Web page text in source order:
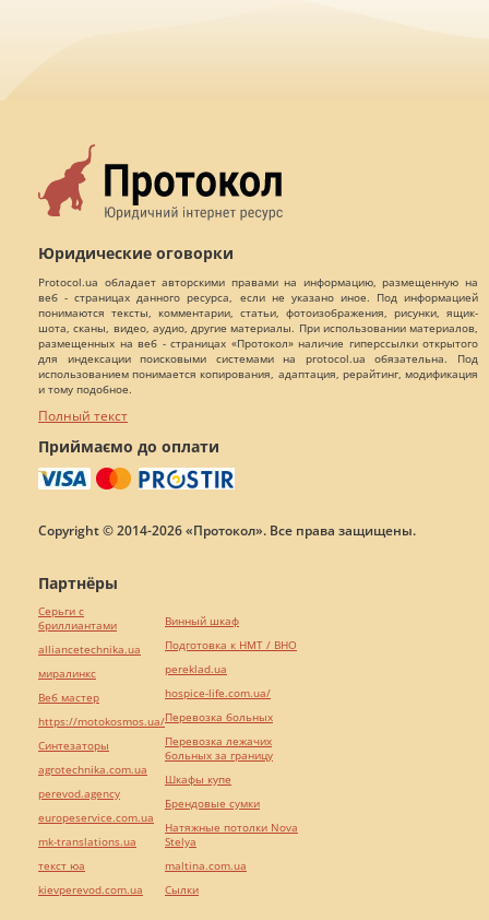
Юридические оговорки
Protocol.ua обладает авторскими правами на информацию, размещенную на
веб - страницах данного ресурса, если не указано иное. Под информацией
понимаются тексты, комментарии, статьи, фотоизображения, рисунки, ящик-
шота, сканы, видео, аудио, другие материалы. При использовании материалов,
размещенных на веб - страницах «Протокол» наличие гиперссылки открытого
для индексации поисковыми системами на protocol.ua обязательна. Под
использованием понимается копирования, адаптация, рерайтинг, модификация
и тому подобное.
Полный текст
Приймаємо до оплати
Copyright © 2014-2026 «Протокол». Все права защищены.
Партнёры
Серьги с
бриллиантами
alliancetechnika.ua
миралинкс
Веб мастер
https://motokosmos.ua/
Синтезаторы
agrotechnika.com.ua
perevod.agency
europeservice.com.ua
mk-translations.ua
текст юа
kievperevod.com.ua
Винный шкаф
Подготовка к НМТ / ВНО
pereklad.ua
hospice-life.com.ua/
Перевозка больных
Перевозка лежачих
больных за границу
Шкафы купе
Брендовые сумки
Натяжные потолки Nova
Stelya
maltina.com.ua
Cылки